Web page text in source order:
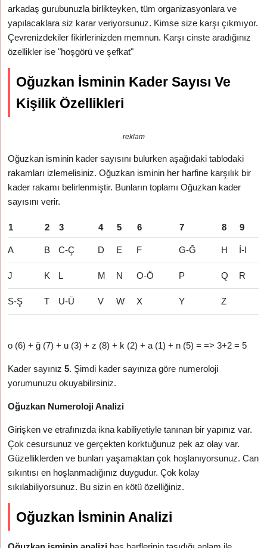
arkadaş gurubunuzla birlikteyken, tüm organizasyonlara ve
yapılacaklara siz karar veriyorsunuz. Kimse size karşı çıkmıyor.
Çevrenizdekiler fikirlerinizden memnun. Karşı cinste aradığınız
özellikler ise "hoşgörü ve şefkat"
Oğuzkan İsminin Kader Sayısı Ve
Kişilik Özellikleri
reklam
Oğuzkan isminin kader sayısını bulurken aşağıdaki tablodaki
rakamları izlemelisiniz. Oğuzkan isminin her harfine karşılık bir
kader rakamı belirlenmiştir. Bunların toplamı Oğuzkan kader
sayısını verir.
1 2 3 4 5 6 7 8 9
A B C-Ç D E F G-Ğ H İ-I
J K L M N O-Ö P Q R
S-Ş T U-Ü V W X Y Z
o (6) + ğ (7) + u (3) + z (8) + k (2) + a (1) + n (5) = => 3+2 = 5
Kader sayınız5. Şimdi kader sayınıza göre numeroloji
yorumunuzu okuyabilirsiniz.
Oğuzkan Numeroloji Analizi
Girişken ve etrafınızda ikna kabiliyetiyle tanınan bir yapınız var.
Çok cesursunuz ve gerçekten korktuğunuz pek az olay var.
Güzelliklerden ve bunları yaşamaktan çok hoşlanıyorsunuz. Can
sıkıntısı en hoşlanmadığınız duygudur. Çok kolay
sıkılabiliyorsunuz. Bu sizin en kötü özelliğiniz.
Oğuzkan İsminin Analizi